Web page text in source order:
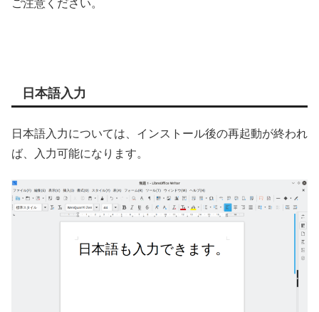
ご注意ください。
日本語入力
日本語入力については、インストール後の再起動が終われ
ば、入力可能になります。